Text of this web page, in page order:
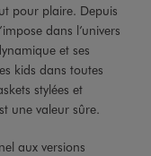
pour plaire. Depuis
dans l’univers
et ses
kids dans toutes
stylées et
une valeur sûre.
aux versions